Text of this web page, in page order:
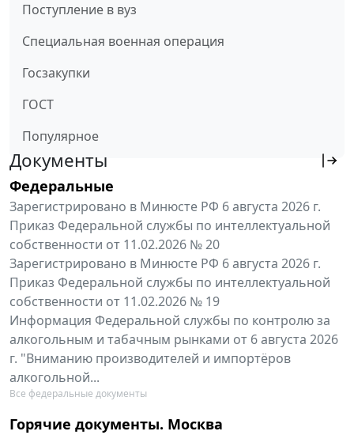
Поступление в вуз
Специальная военная операция
Госзакупки
ГОСТ
Популярное
Документы
Федеральные
Зарегистрировано в Минюсте РФ 6 августа 2026 г.
Приказ Федеральной службы по интеллектуальной
собственности от 11.02.2026 № 20
Зарегистрировано в Минюсте РФ 6 августа 2026 г.
Приказ Федеральной службы по интеллектуальной
собственности от 11.02.2026 № 19
Информация Федеральной службы по контролю за
алкогольным и табачным рынками от 6 августа 2026
г. "Вниманию производителей и импортёров
алкогольной...
Все федеральные документы
Горячие документы. Москва